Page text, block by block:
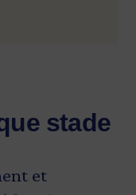
stade
et